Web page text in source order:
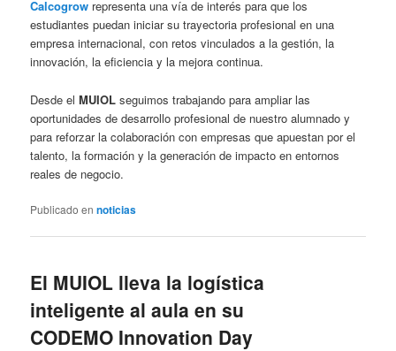
Calcogrow representa una vía de interés para que los
estudiantes puedan iniciar su trayectoria profesional en una
empresa internacional, con retos vinculados a la gestión, la
innovación, la eficiencia y la mejora continua.
Desde elMUIOL seguimos trabajando para ampliar las
oportunidades de desarrollo profesional de nuestro alumnado y
para reforzar la colaboración con empresas que apuestan por el
talento, la formación y la generación de impacto en entornos
reales de negocio.
Publicado en noticias
El MUIOL lleva la logística
inteligente al aula en su
CODEMO Innovation Day